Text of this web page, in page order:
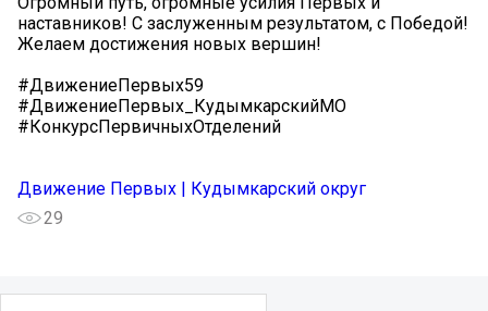
наставников! С заслуженным результатом, с Победой!
Желаем достижения новых вершин!
#ДвижениеПервых59
#ДвижениеПервых_КудымкарскийМО
#КонкурсПервичныхОтделений
Движение Первых | Кудымкарский округ
29